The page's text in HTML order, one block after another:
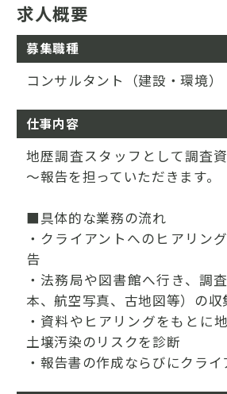
求人概要
募集職種
コンサルタント（建設・環境）
仕事内容
地歴調査スタッフとして調査
～報告を担っていただきます。
■具体的な業務の流れ
・クライアントへのヒアリン
告
・法務局や図書館へ行き、調
本、航空写真、古地図等）の収
・資料やヒアリングをもとに
土壌汚染のリスクを診断
・報告書の作成ならびにクラ